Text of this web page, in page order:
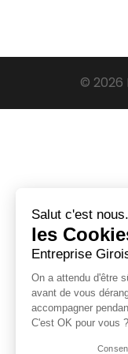
© 2026
Salut c'est
les
Entreprise
On a attendu d'être
avant de vous
accompagner
C'est OK pour vous ?